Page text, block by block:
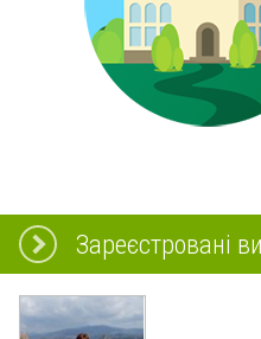
Зареєстровані